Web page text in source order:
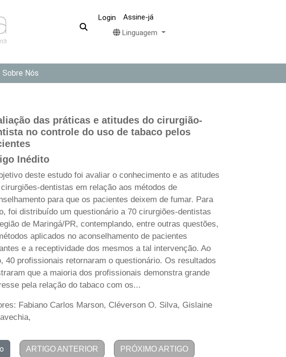
Login
Assine-já
Linguagem
Sobre Nós
das práticas e atitudes do cirurgião-
no controle do uso de tabaco pelos
Inédito
deste estudo foi avaliar o conhecimento e as atitudes
dentistas em relação aos métodos de
para que os pacientes deixem de fumar. Para
foi distribuído um questionário a 70 cirurgiões-dentistas
de Maringá/PR, contemplando, entre outras questões,
aplicados no aconselhamento de pacientes
e a receptividade dos mesmos a tal intervenção. Ao
40 profissionais retornaram o questionário. Os resultados
que a maioria dos profissionais demonstra grande
pela relação do tabaco com os...
Fabiano Carlos Marson, Cléverson O. Silva, Gislaine
ARTIGO ANTERIOR PRÓXIMO ARTIGO